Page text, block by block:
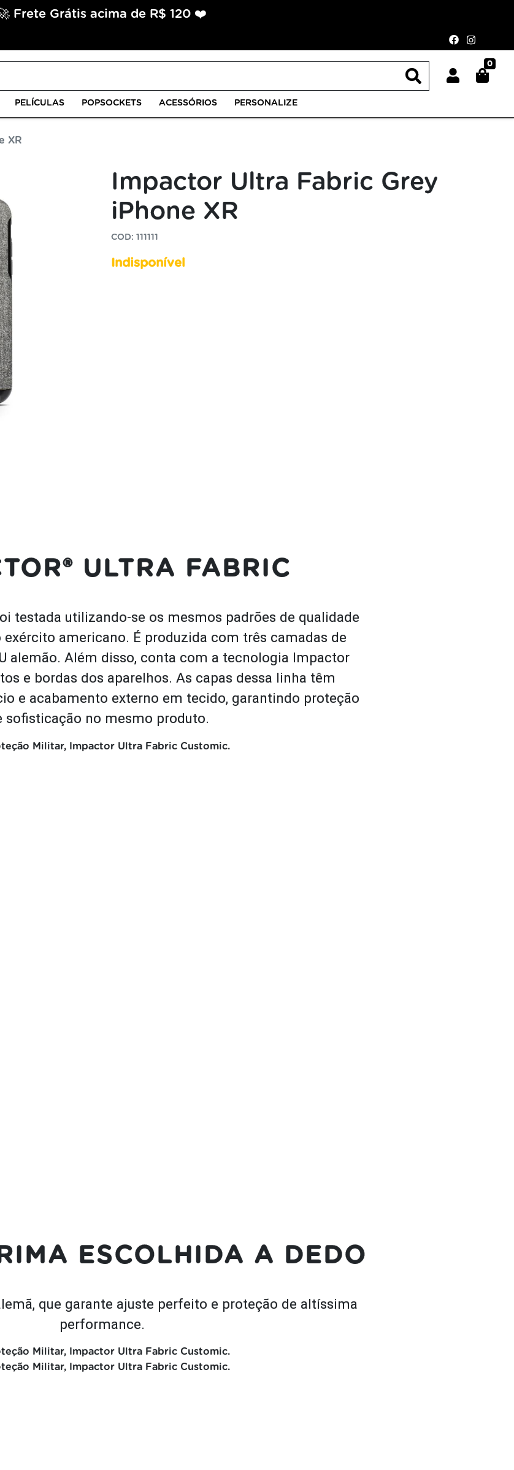
Frete Grátis acima de R$ 120 ❤️
0
PELÍCULAS POPSOCKETS ACESSÓRIOS PERSONALIZE
XR
Impactor Ultra Fabric Grey
iPhone XR
COD: 111111
Indisponível
ULTRA FABRIC
testada utilizando-se os mesmos padrões de qualidade
americano. É produzida com três camadas de
alemão. Além disso, conta com a tecnologia Impactor
e bordas dos aparelhos. As capas dessa linha têm
e acabamento externo em tecido, garantindo proteção
sofisticação no mesmo produto.
ESCOLHIDA A DEDO
que garante ajuste perfeito e proteção de altíssima
performance.